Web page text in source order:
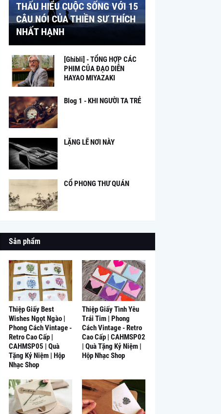
THẤU HIỂU CUỘC SỐNG VỚI 15
CÂU NÓI CỦA THIỀN SƯ THÍCH
NHẤT HẠNH
[Ghibli] - TỔNG HỢP CÁC
PHIM CỦA ĐẠO DIỄN
HAYAO MIYAZAKI
Blog 1 - KHI NGƯỜI TA TRẺ
LẶNG LẼ NƠI NÀY
CỔ PHONG THƯ QUÁN
Sản phẩm
Thiệp Giấy Best
Wishes Ngọt Ngào |
Phong Cách Vintage -
Retro Cao Cấp |
CAHMSP05 | Quà
Tặng Kỷ Niệm | Hộp
Nhạc Shop
Thiệp Giấy Tình Yêu
Trái Tim | Phong
Cách Vintage - Retro
Cao Cấp | CAHMSP02
| Quà Tặng Kỷ Niệm |
Hộp Nhạc Shop